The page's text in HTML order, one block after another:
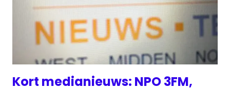
Kort medianieuws: NPO 3FM,